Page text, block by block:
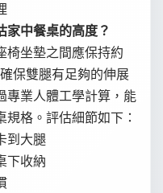
家中餐桌的高度？
椅坐墊之間應保持約
保雙腿有足夠的伸展
專業人體工學計算，能
格。評估細節如下：
到大腿
下收納